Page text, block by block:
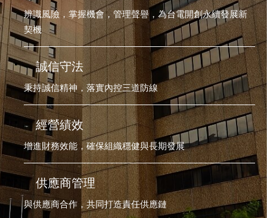
辨識風險，掌握機會，管理聲譽，為台電開創永續發展新
契機
誠信守法
秉持誠信精神，落實內控三道防線
經營績效
增進財務效能，確保組織穩健與長期發展
供應商管理
與供應商合作，共同打造責任供應鏈